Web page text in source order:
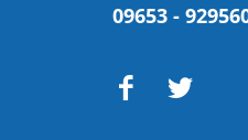
09653 -